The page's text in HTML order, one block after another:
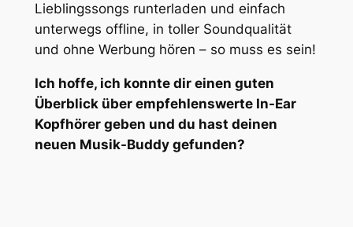
Lieblingssongs runterladen und einfach
unterwegs offline, in toller Soundqualität
und ohne Werbung hören – so muss es sein!
Ich hoffe, ich konnte dir einen guten
Überblick über empfehlenswerte In-Ear
Kopfhörer geben und du hast deinen
neuen Musik-Buddy gefunden?